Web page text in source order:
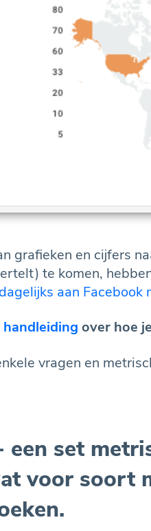
grafieken en cijfers
te komen,
aan Facebook
over hoe
vragen en
een set
voor soort